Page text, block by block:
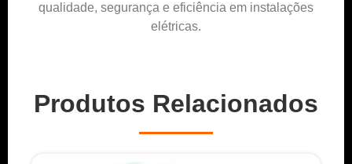
qualidade, segurança e eficiência em instalações
elétricas.
Produtos Relacionados